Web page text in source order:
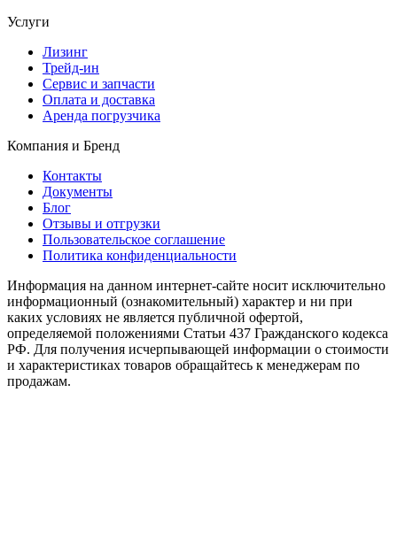
Услуги
Лизинг
Трейд-ин
Сервис и запчасти
Оплата и доставка
Аренда погрузчика
Компания и Бренд
Контакты
Документы
Блог
Отзывы и отгрузки
Пользовательское соглашение
Политика конфиденциальности
Информация на данном интернет-сайте носит исключительно
информационный (ознакомительный) характер и ни при
каких условиях не является публичной офертой,
определяемой положениями Статьи 437 Гражданского кодекса
РФ. Для получения исчерпывающей информации о стоимости
и характеристиках товаров обращайтесь к менеджерам по
продажам.